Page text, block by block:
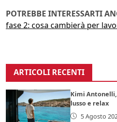
POTREBBE INTERESSARTI
fase 2: cosa cambierà per
ARTICOLI RECENTI
Kimi
lusso e relax
5 Agosto